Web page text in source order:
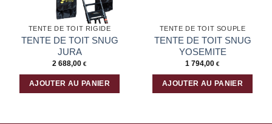
TENTE DE TOIT RIGIDE
TENTE DE TOIT SNUG
JURA
2 688,00 €
AJOUTER AU PANIER
TENTE DE TOIT SOUPLE
TENTE DE TOIT SNUG
YOSEMITE
1 794,00 €
AJOUTER AU PANIER